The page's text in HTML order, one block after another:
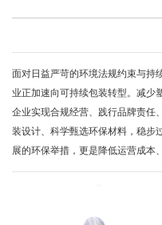
面对日益严苛的环境法规约束与持
业正加速向可持续包装转型。 减少
企业实现合规经营、践行品牌责任
装设计、科学甄选环保材料，稳步
展的环保举措，更是降低运营成本